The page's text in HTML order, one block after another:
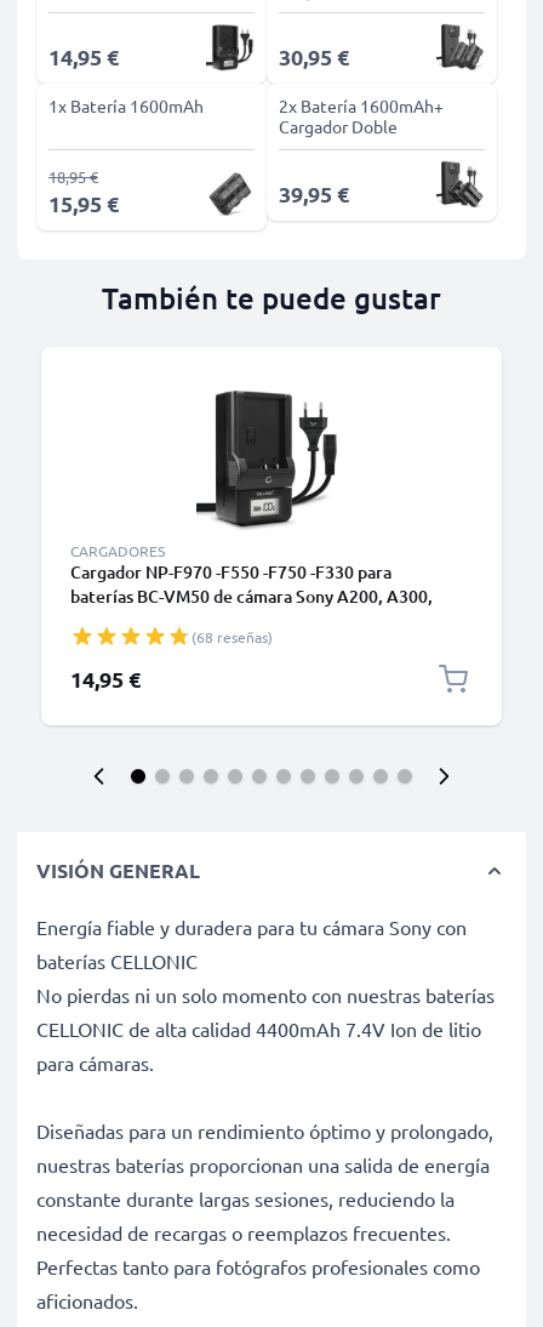
14,95 € 30,95 €
1x Batería 1600mAh
15,95 €
18,95 €
2x Batería 1600mAh+
Cargador Doble
39,95 €
También te puede gustar
CARGADORES
Cargador NP-F970 -F550 -F750 -F330 para
baterías BC-VM50 de cámara Sony A200, A300,
FX1 FX7 FX1000 DSR-PD150 de CELLONIC
(68 reseñas)
14,95 €
VISIÓN GENERAL
Energía fiable y duradera para tu cámara Sony con
baterías CELLONIC
No pierdas ni un solo momento con nuestras baterías
CELLONIC de alta calidad 4400mAh 7.4V Ion de litio
para cámaras.
Diseñadas para un rendimiento óptimo y prolongado,
nuestras baterías proporcionan una salida de energía
constante durante largas sesiones, reduciendo la
necesidad de recargas o reemplazos frecuentes.
Perfectas tanto para fotógrafos profesionales como
aficionados.